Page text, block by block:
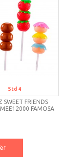
Std 4
SWEET FRIENDS
FAMOSA